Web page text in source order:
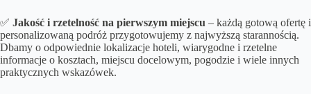
✅ Jakość i rzetelność na pierwszym miejscu – każdą gotową ofertę i
personalizowaną podróż przygotowujemy z najwyższą starannością.
Dbamy o odpowiednie lokalizacje hoteli, wiarygodne i rzetelne
informacje o kosztach, miejscu docelowym, pogodzie i wiele innych
praktycznych wskazówek.